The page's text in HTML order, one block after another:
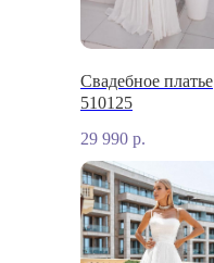
Свадебное платье
510125
29 990 р.